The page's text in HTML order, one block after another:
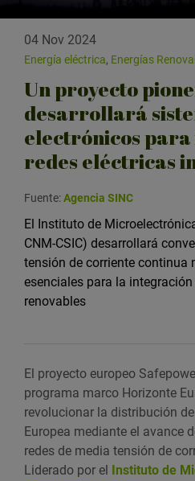
04 Nov 2024
Energía eléctrica, Energías
Un proyecto
desarrollará
electrónicos
redes eléctricas
Fuente:Agencia SINC
El Instituto de
CNM-CSIC) desarrollará
tensión de corriente continua
esenciales para la
renovables
El proyecto europeo
programa marco Horizonte
revolucionar la distribución
Europea mediante el avance
redes de media tensión de
Liderado por el
Instituto de